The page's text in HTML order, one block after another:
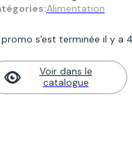
Alimentation
promo s'est terminée il y a
Voir dans le
catalogue